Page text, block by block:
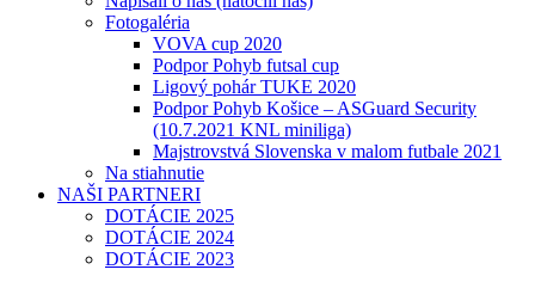
Fotogaléria
VOVA cup 2020
Podpor Pohyb futsal cup
Ligový pohár TUKE 2020
Podpor Pohyb Košice – ASGuard Security
(10.7.2021 KNL miniliga)
Majstrovstvá Slovenska v malom futbale 2021
Na stiahnutie
NAŠI PARTNERI
DOTÁCIE 2025
DOTÁCIE 2024
DOTÁCIE 2023